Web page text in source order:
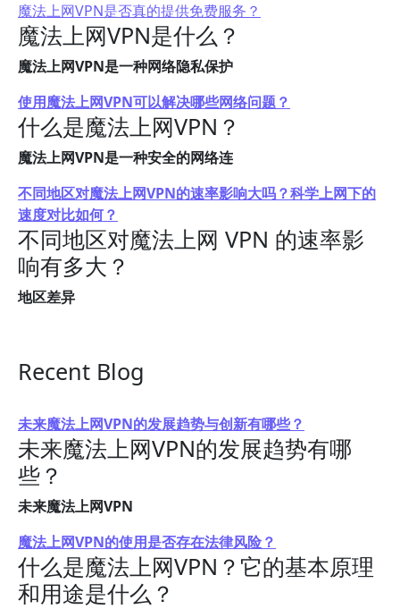
魔法上网VPN是否真的提供免费服务？
魔法上网VPN是什么？
魔法上网VPN是一种网络隐私保护
使用魔法上网VPN可以解决哪些网络问题？
什么是魔法上网VPN？
魔法上网VPN是一种安全的网络连
不同地区对魔法上网VPN的速率影响大吗？科学上网下的
速度对比如何？
不同地区对魔法上网 VPN 的速率影
响有多大？
地区差异
Recent Blog
未来魔法上网VPN的发展趋势与创新有哪些？
未来魔法上网VPN的发展趋势有哪
些？
未来魔法上网VPN
魔法上网VPN的使用是否存在法律风险？
什么是魔法上网VPN？它的基本原理
和用途是什么？